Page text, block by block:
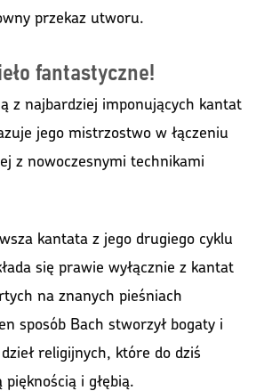
przekaz utworu.
fantastyczne!
z najbardziej imponujących kantat
jego mistrzostwo w łączeniu
z nowoczesnymi technikami
kantata z jego drugiego cyklu
się prawie wyłącznie z kantat
na znanych pieśniach
sposób Bach stworzył bogaty i
religijnych, które do dziś
i głębią.